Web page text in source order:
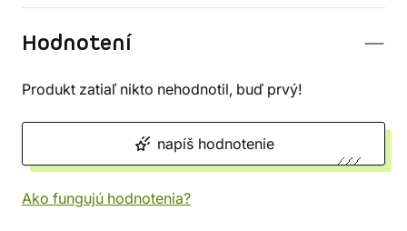
Hodnotení
Produkt zatiaľ nikto nehodnotil, buď prvý!
napíš hodnotenie
Ako fungujú hodnotenia?